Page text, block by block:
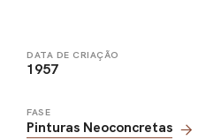
DATA DE CRIAÇÃO
1957
FASE
Pinturas Neoconcretas